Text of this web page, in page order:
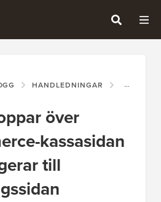
HANDLEDNINGAR HUR
över
kassasidan
till